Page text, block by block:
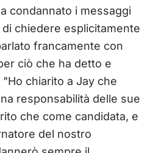
condannato i messaggi
chiedere esplicitamente
francamente con
ciò che ha detto e
chiarito a Jay che
responsabilità delle sue
che come candidata, e
del nostro